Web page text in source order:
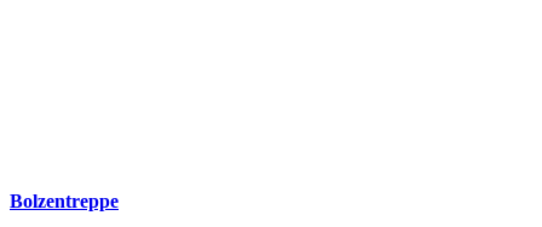
Bolzentreppe